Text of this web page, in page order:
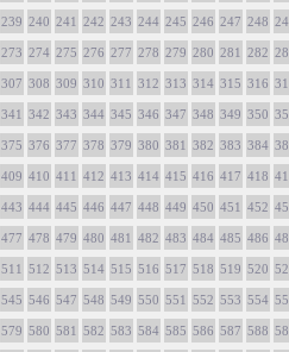
239 240 241 242 243 244 245 246 247 248
273 274 275 276 277 278 279 280 281 282
307 308 309 310 311 312 313 314 315 316
341 342 343 344 345 346 347 348 349 350
375 376 377 378 379 380 381 382 383 384
409 410 411 412 413 414 415 416 417 418
443 444 445 446 447 448 449 450 451 452
477 478 479 480 481 482 483 484 485 486
511 512 513 514 515 516 517 518 519 520
545 546 547 548 549 550 551 552 553 554
579 580 581 582 583 584 585 586 587 588